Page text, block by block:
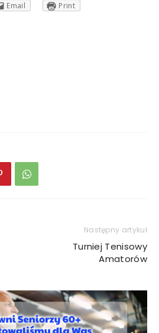
Email
Print
Następny artykuł
Turniej Tenisowy
Amatorów